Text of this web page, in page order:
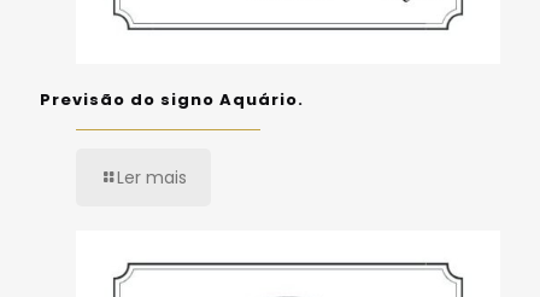
Previsão do signo Aquário.
Ler mais